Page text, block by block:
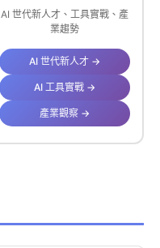
AI 世代新人才、工具實戰、產
業趨勢
AI 世代新人才 →
AI 工具實戰 →
產業觀察 →